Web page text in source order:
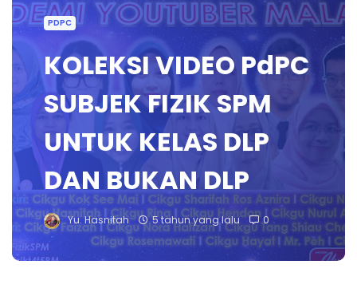
PDPC
KOLEKSI VIDEO PdPC
SUBJEK FIZIK SPM
UNTUK KELAS DLP
DAN BUKAN DLP
Yu. Hasnitah 5 tahun yang lalu 0